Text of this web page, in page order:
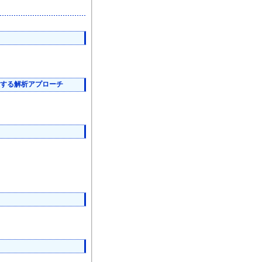
る解析アプローチ